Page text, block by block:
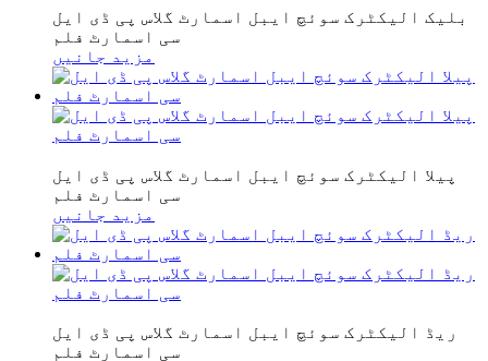
بلیک الیکٹرک سوئچ ایبل اسمارٹ گلاس پی ڈی ایل
سی اسمارٹ فلم
مزید جانیں
پیلا الیکٹرک سوئچ ایبل اسمارٹ گلاس پی ڈی ایل
سی اسمارٹ فلم
مزید جانیں
ریڈ الیکٹرک سوئچ ایبل اسمارٹ گلاس پی ڈی ایل
سی اسمارٹ فلم